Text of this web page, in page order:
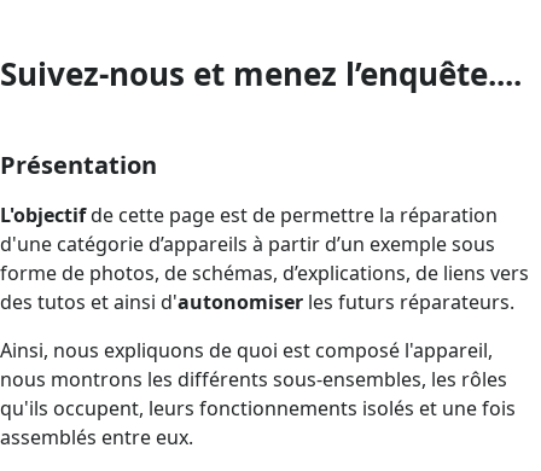
Suivez-nous et menez l’enquête....
Présentation
L'objectifde cette page est de permettre la réparation
d'une catégorie d’appareils à partir d’un exemple sous
forme de photos, de schémas, d’explications, de liens vers
des tutos et ainsi d'autonomiser les futurs réparateurs.
Ainsi, nous expliquons de quoi est composé l'appareil,
nous montrons les différents sous-ensembles, les rôles
qu'ils occupent, leurs fonctionnements isolés et une fois
assemblés entre eux.